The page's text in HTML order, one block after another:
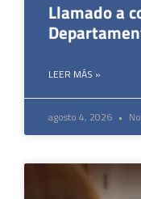
Llamado a
LEER MÁS »
agosto 4, 2026